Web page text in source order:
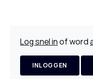
Log snel inof word
INLOGGEN